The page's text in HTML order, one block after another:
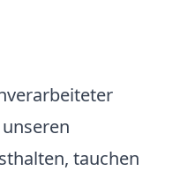
tauchen